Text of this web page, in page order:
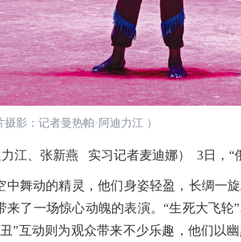
影：记者曼热帕·阿迪力江 ）
、张新燕 实习记者麦迪娜） 3日，“
动的精灵，他们身姿轻盈，长绸一
了一场惊心动魄的表演。“生死大飞轮
”互动则为观众带来不少乐趣，他们以